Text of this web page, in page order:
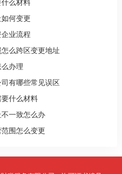
何变更
业流程
么跨区变更地址
办理
有哪些常见误区
什么材料
一致怎么办
围怎么变更